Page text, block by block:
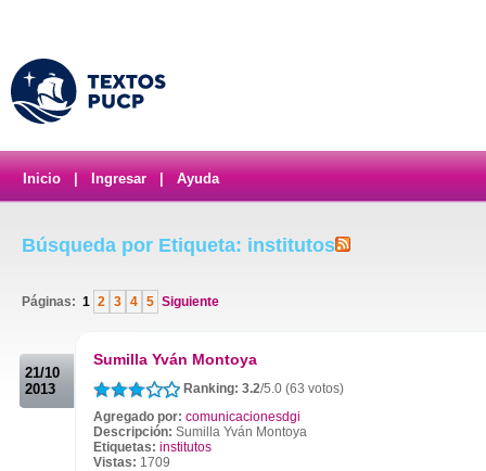
Inicio Ingresar Ayuda
Búsqueda por Etiqueta: institutos
Páginas: 1 2 3 4 5 Siguiente
21/10
2013
Sumilla Yván Montoya
Ranking: 3.2/5.0 (63 votos)
Agregado por: comunicacionesdgi
Descripción: Sumilla Yván Montoya
Etiquetas: institutos
Vistas: 1709